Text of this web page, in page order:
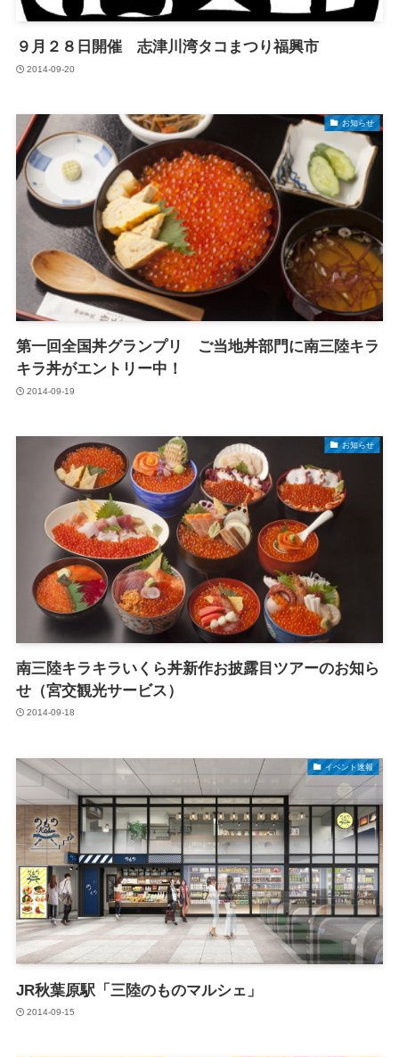
９月２８日開催 志津川湾タコまつり福興市
2014-09-20
お知らせ
第一回全国丼グランプリ ご当地丼部門に南三陸キラ
キラ丼がエントリー中！
2014-09-19
お知らせ
南三陸キラキラいくら丼新作お披露目ツアーのお知ら
せ（宮交観光サービス）
2014-09-18
イベント速報
JR秋葉原駅「三陸のものマルシェ」
2014-09-15